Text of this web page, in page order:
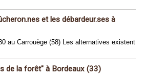
et les débardeur.ses à
au Carrouège (58) Les alternatives existent
de la forêt" à Bordeaux (33)